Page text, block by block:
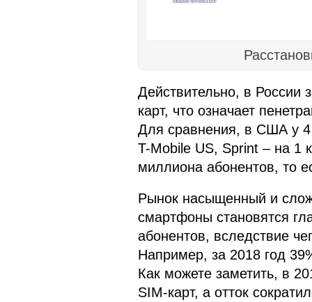
Действительно, в России
карт, что означает
Для сравнения, в США у 4
T-Mobile US, Sprint – на 1
миллиона абонентов, то
Рынок насыщенный и
смартфоны становятся
абонентов, вследствие
Например, за 2018 год
Как можете заметить, в
SIM-карт, а отток